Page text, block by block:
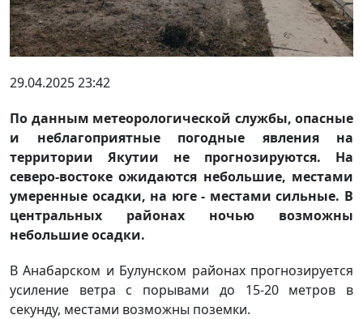
29.04.2025 23:42
По данным метеорологической службы, опасные
и неблагоприятные погодные явления на
территории Якутии не прогнозируются. На
северо-востоке ожидаются небольшие, местами
умеренные осадки, на юге - местами сильные. В
центральных районах ночью возможны
небольшие осадки.
В Анабарском и Булунском районах прогнозируется
усиление ветра с порывами до 15-20 метров в
секунду, местами возможны поземки.